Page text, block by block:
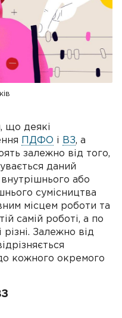
що деякі
ПДФО і ВЗ, а
залежно від того,
даний
або
сумісництва
місцем роботи та
самій роботі, а по
Залежно від
кожного окремого